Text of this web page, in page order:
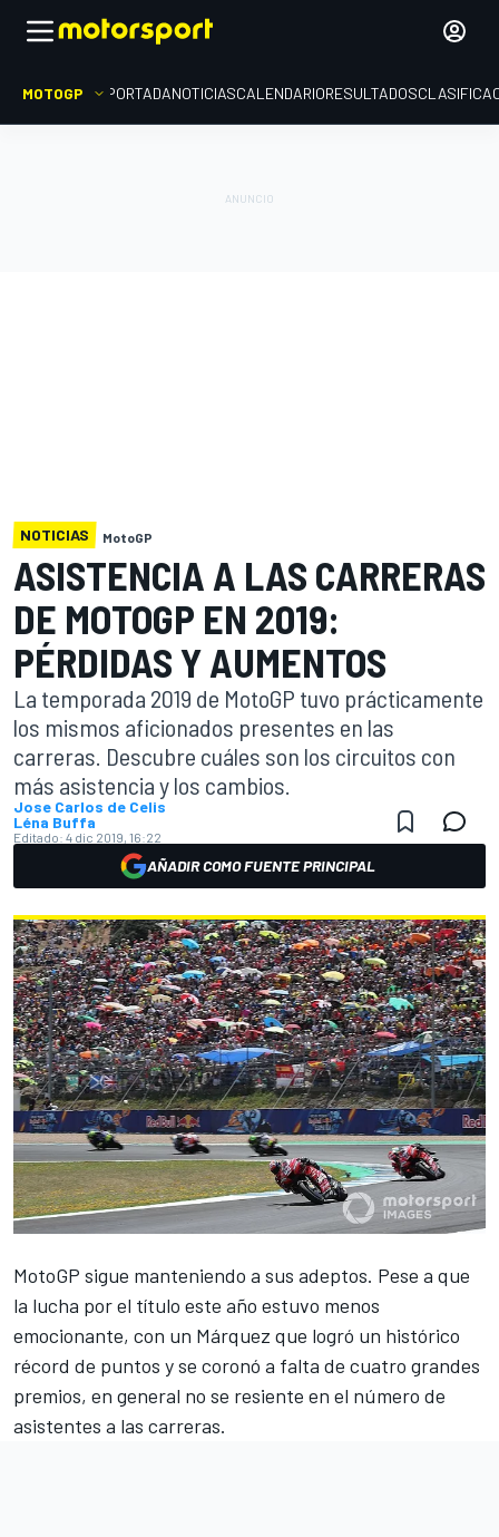
MOTOGP PORTADANOTICIASCALENDARIORESULTADOS
NOTICIAS MotoGP
ASISTENCIA A LAS CARRERAS
DE MOTOGP EN 2019:
PÉRDIDAS Y AUMENTOS
La temporada 2019 de MotoGP tuvo prácticamente
los mismos aficionados presentes en las
carreras. Descubre cuáles son los circuitos con
más asistencia y los cambios.
Jose Carlos de Celis
Léna Buffa
Editado: 4 dic 2019, 16:22
AÑADIR COMO FUENTE PRINCIPAL
MotoGP sigue manteniendo a sus adeptos. Pese a que
la lucha por el título este año estuvo menos
emocionante, con un Márquez que logró un histórico
récord de puntos y se coronó a falta de cuatro grandes
premios, en general no se resiente en el número de
asistentes a las carreras.